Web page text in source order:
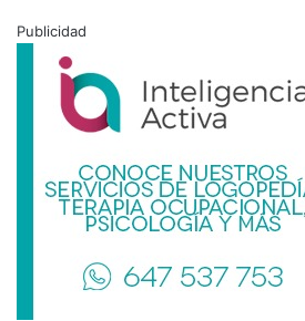
Publicidad